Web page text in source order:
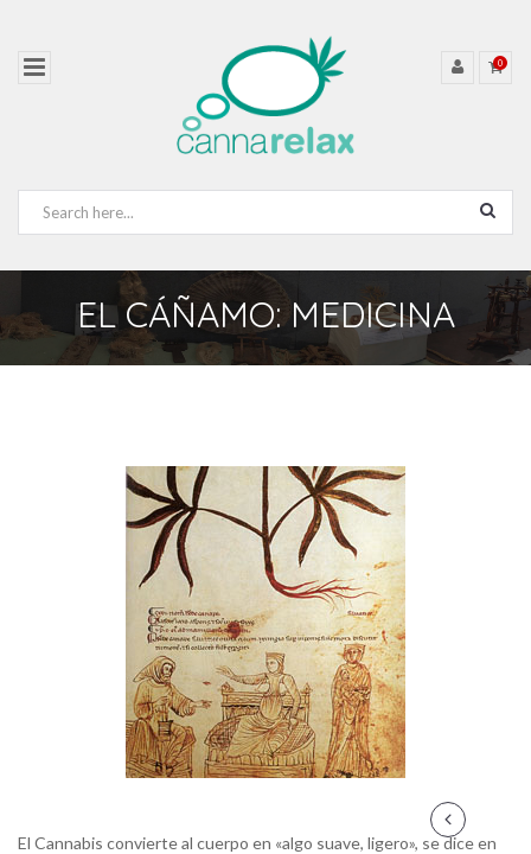
0
EL CÁÑAMO: MEDICINA
El Cannabis convierte al cuerpo en «algo suave, ligero», se dice en